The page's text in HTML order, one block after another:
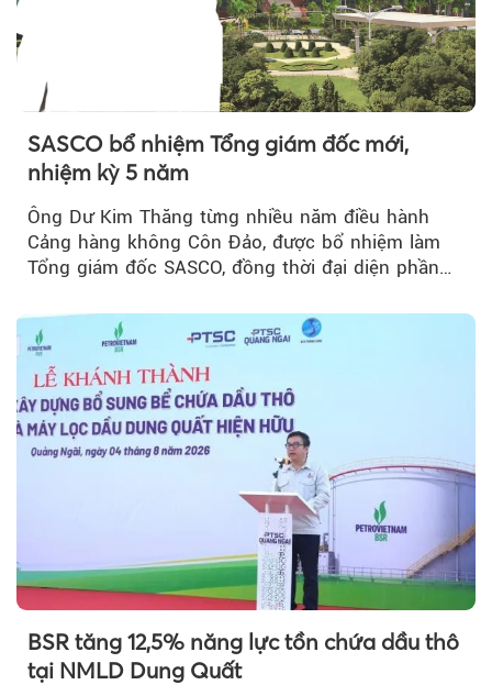
SASCO bổ nhiệm Tổng giám đốc mới,
nhiệm kỳ 5 năm
Ông Dư Kim Thăng từng nhiều năm điều hành
Cảng hàng không Côn Đảo, được bổ nhiệm làm
Tổng giám đốc SASCO, đồng thời đại diện phần
BSR tăng 12,5% năng lực tồn chứa dầu thô
tại NMLD Dung Quất